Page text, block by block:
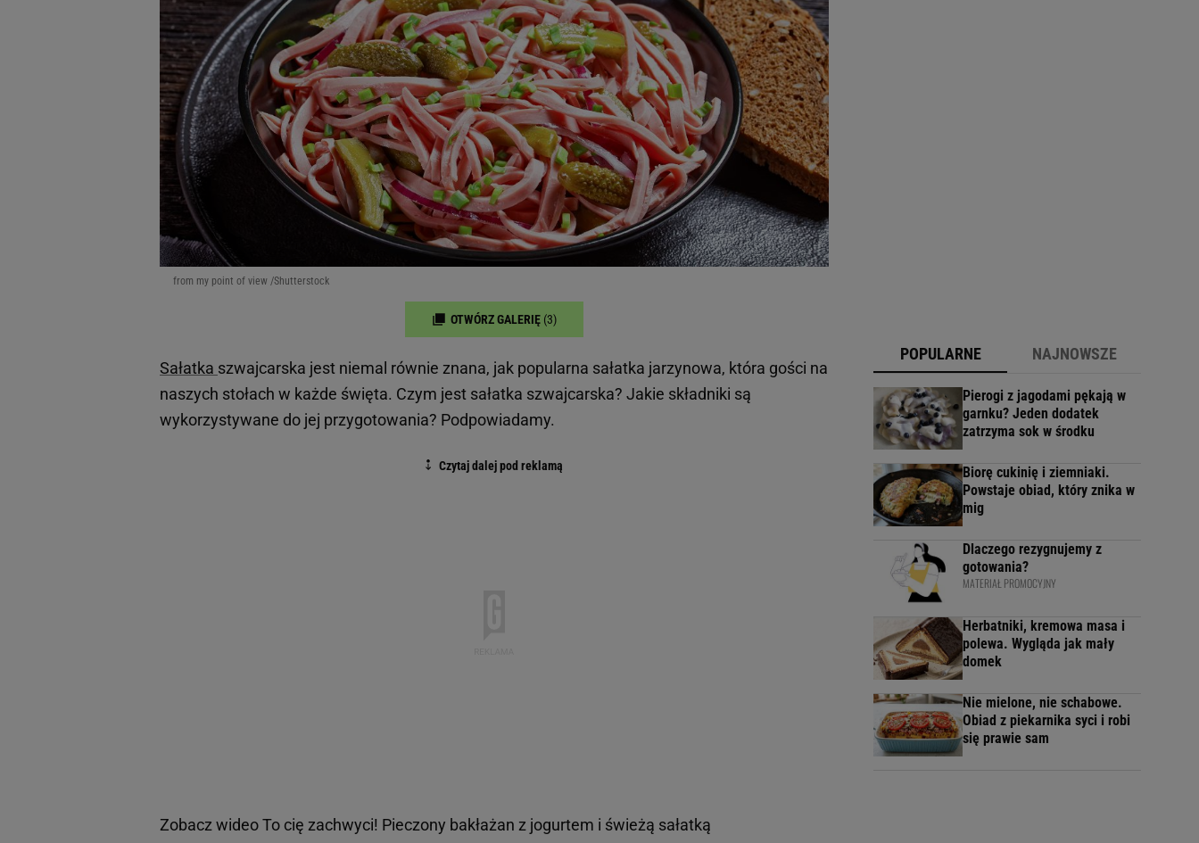
from my point of view /Shutterstock
OTWÓRZ GALERIĘ (3)
Sałatka szwajcarska jest niemal równie znana, jak popularna sałatka jarzynowa, która gości na
naszych stołach w każde święta. Czym jest sałatka szwajcarska? Jakie składniki są
wykorzystywane do jej przygotowania? Podpowiadamy.
Zobacz wideoTo cię zachwyci! Pieczony bakłażan z jogurtem i świeżą sałatką
POPULARNE NAJNOWSZE
Pierogi z jagodami pękają w
garnku? Jeden dodatek
zatrzyma sok w środku
Biorę cukinię i ziemniaki.
Powstaje obiad, który znika w
mig
Dlaczego rezygnujemy z
gotowania?
MATERIAŁ PROMOCYJNY
Herbatniki, kremowa masa i
polewa. Wygląda jak mały
domek
Nie mielone, nie schabowe.
Obiad z piekarnika syci i robi
się prawie sam